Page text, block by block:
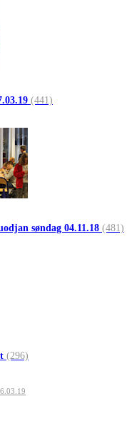
(441)
søndag 04.11.18 (481)
(296)